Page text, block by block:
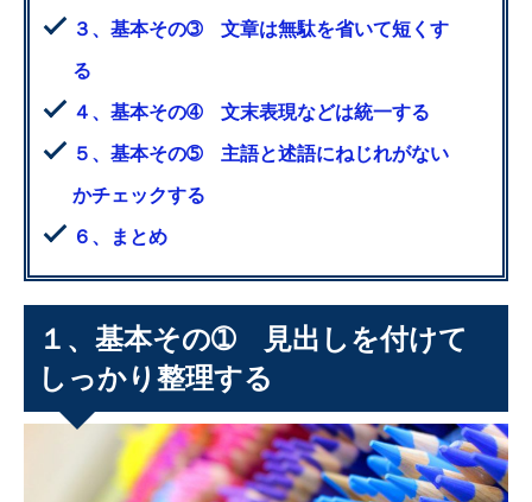
３、基本その➂ 文章は無駄を省いて短くす
る
４、基本その➃ 文末表現などは統一する
５、基本その➄ 主語と述語にねじれがない
かチェックする
６、まとめ
１、基本その➀ 見出しを付けて
しっかり整理する